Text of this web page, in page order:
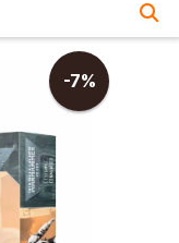
-7%